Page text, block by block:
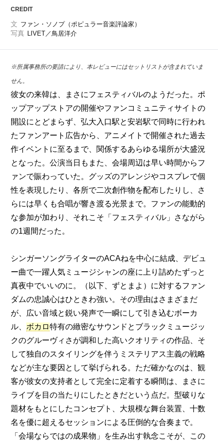
CREDIT
文 ファン・ソノプ（ポピュラー音楽評論家）
写真 LIVET／鳥居洋介
※所属事務所の要請により、本レビューにはセットリストが含まれていま
せん。
彼女の来韓は、まさにフェスティバルのようだった。ポ
ップアップストアの開催やファンコミュニティサイトの
開設にとどまらず、弘大入口駅と安岩駅で同時に行われ
たファンアート広告から、アニメイトで開催された過去
作イベントに至るまで、関係するあらゆる場所が大盛況
となった。公演当日もまた、会場周辺は早い時間からフ
ァンで賑わっていた。グッズのアレンジやコスプレで個
性を表現したり、各所で二次創作物を配布したりし、さ
らには早くも合唱が響き渡る光景まで。ファンの能動的
な参加が加わり、それこそ「フェスティバル」さながら
の1週間だった。
シンガーソングライターのACAねを中心に結成、デビュ
ー曲で一躍人気ミュージシャンの座に上り詰めたずっと
真夜中でいいのに。（以下、ずとまよ）に対するファン
ダムの忠誠心はひときわ強い。その理由はさまざまだ
が、広い音域と鋭い発声で一瞬にして引き込むボーカ
ル、 ボカロ特有の緻密なサウンドとブラックミュージッ
クのグルーヴィさが調和した高いクオリティの作品、そ
して独自のスタイリングを伴うミステリアス主義の戦略
などが主な要因として挙げられる。ただ確かなのは、観
客が彼女の支持者として完全に定着する瞬間は、まさに
ライブを目の当たりにしたときだという点だ。型破りな
題材をもとにしたコンセプト、大規模な舞台装置、十数
名を優に超えるセッションによる圧倒的な合奏まで。
「会場ならではの成果物」を生み出す執念こそが、この